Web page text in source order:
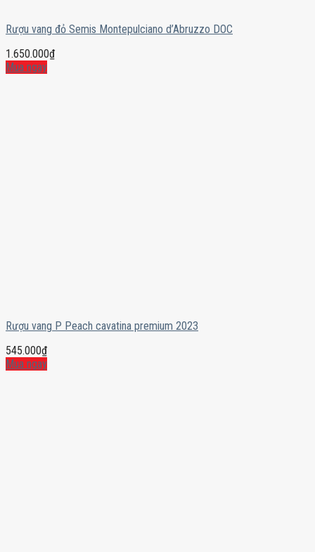
Rượu vang đỏ Semis Montepulciano d’Abruzzo DOC
1.650.000₫
Mua ngay
Rượu vang P Peach cavatina premium 2023
545.000₫
Mua ngay